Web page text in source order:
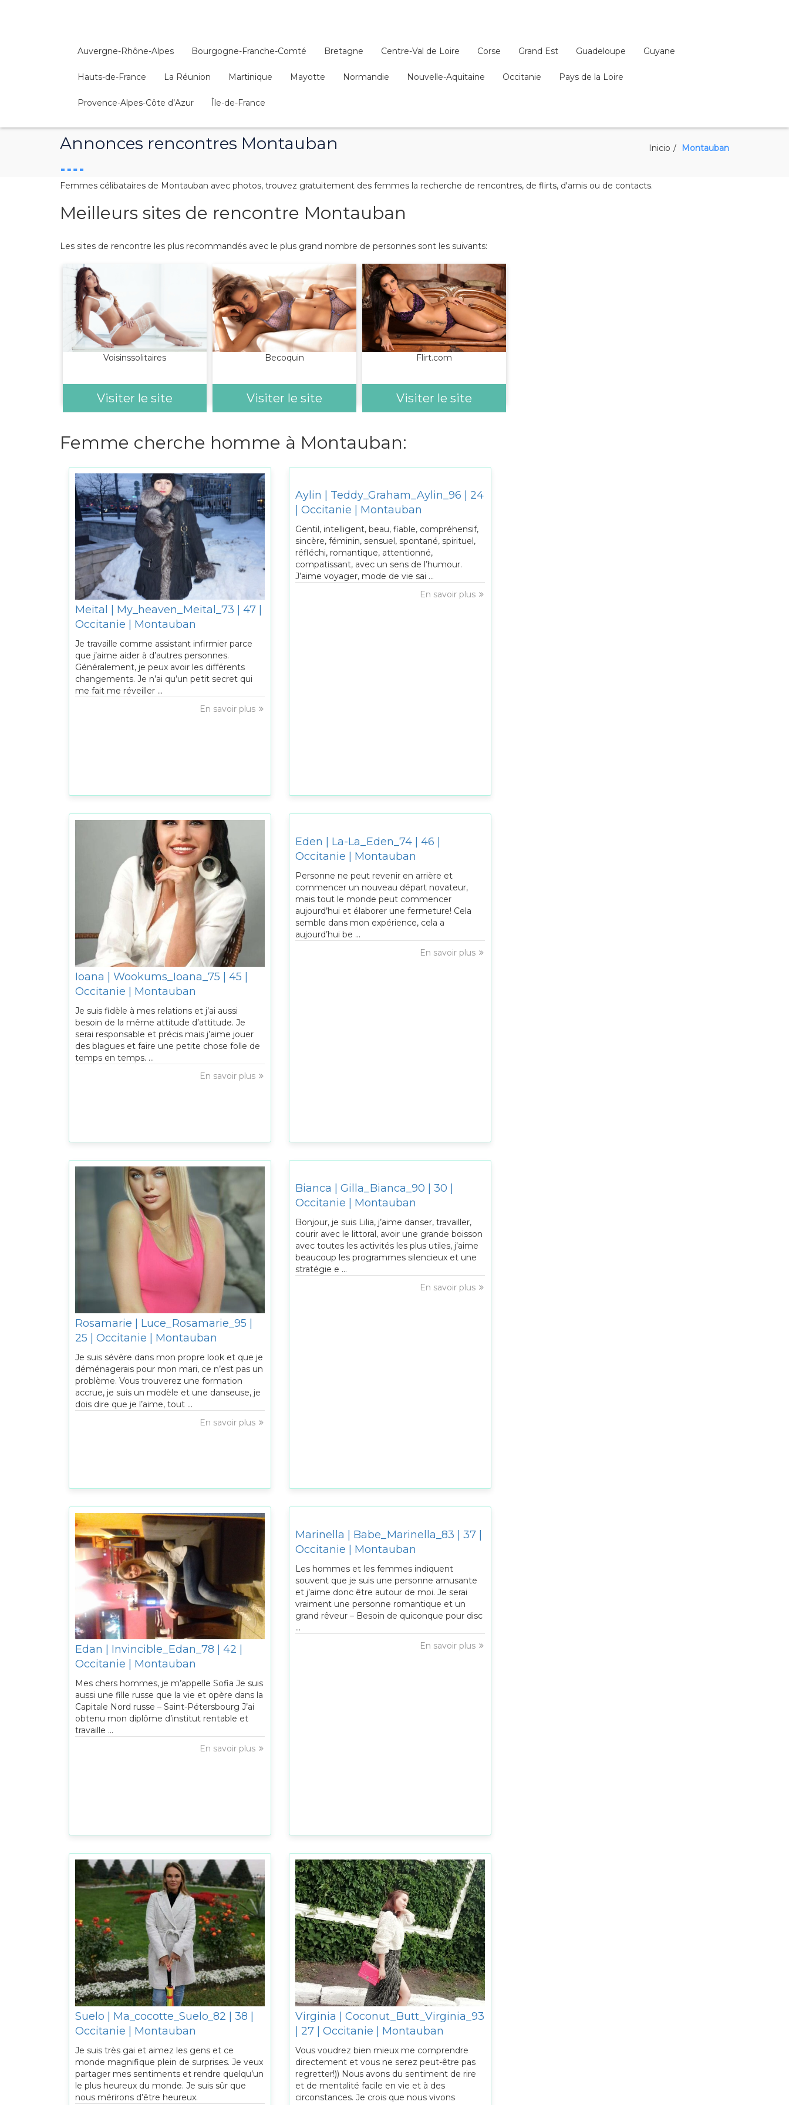
Auvergne-Rhône-Alpes Bourgogne-Franche-Comté Bretagne Centre-Val de Loire Corse Grand Est Guadeloupe Guyane
Hauts-de-France La Réunion Martinique Mayotte Normandie Nouvelle-Aquitaine Occitanie Pays de la Loire
Provence-Alpes-Côte d’Azur Île-de-France
Annonces rencontres Montauban Inicio Montauban
Femmes célibataires de Montauban avec photos, trouvez gratuitement des femmes la recherche de rencontres, de flirts, d'amis ou de contacts.
Meilleurs sites de rencontre Montauban
Les sites de rencontre les plus recommandés avec le plus grand nombre de personnes sont les suivants:
Voisinssolitaires
Visiter le site
Becoquin
Visiter le site
Flirt.com
Visiter le site
Femme cherche homme à Montauban:
Meital | My_heaven_Meital_73 | 47 |
Occitanie | Montauban
Je travaille comme assistant infirmier parce
que j’aime aider à d’autres personnes.
Généralement, je peux avoir les différents
changements. Je n’ai qu’un petit secret qui
me fait me réveiller ...
En savoir plus
Aylin | Teddy_Graham_Aylin_96 | 24
| Occitanie | Montauban
Gentil, intelligent, beau, fiable, compréhensif,
sincère, féminin, sensuel, spontané, spirituel,
réfléchi, romantique, attentionné,
compatissant, avec un sens de l’humour.
J’aime voyager, mode de vie sai ...
En savoir plus
Ioana | Wookums_Ioana_75 | 45 |
Occitanie | Montauban
Je suis fidèle à mes relations et j’ai aussi
besoin de la même attitude d’attitude. Je
serai responsable et précis mais j’aime jouer
des blagues et faire une petite chose folle de
temps en temps. ...
En savoir plus
Eden | La-La_Eden_74 | 46 |
Occitanie | Montauban
Personne ne peut revenir en arrière et
commencer un nouveau départ novateur,
mais tout le monde peut commencer
aujourd’hui et élaborer une fermeture! Cela
semble dans mon expérience, cela a
aujourd’hui be ...
En savoir plus
Rosamarie | Luce_Rosamarie_95 |
25 | Occitanie | Montauban
Je suis sévère dans mon propre look et que je
déménagerais pour mon mari, ce n’est pas un
problème. Vous trouverez une formation
accrue, je suis un modèle et une danseuse, je
dois dire que je l’aime, tout ...
En savoir plus
Bianca | Gilla_Bianca_90 | 30 |
Occitanie | Montauban
Bonjour, je suis Lilia, j’aime danser, travailler,
courir avec le littoral, avoir une grande boisson
avec toutes les activités les plus utiles, j’aime
beaucoup les programmes silencieux et une
stratégie e ...
En savoir plus
Edan | Invincible_Edan_78 | 42 |
Occitanie | Montauban
Mes chers hommes, je m’appelle Sofia Je suis
aussi une fille russe que la vie et opère dans la
Capitale Nord russe – Saint-Pétersbourg J’ai
obtenu mon diplôme d’institut rentable et
travaille ...
En savoir plus
Marinella | Babe_Marinella_83 | 37 |
Occitanie | Montauban
Les hommes et les femmes indiquent
souvent que je suis une personne amusante
et j’aime donc être autour de moi. Je serai
vraiment une personne romantique et un
grand rêveur – Besoin de quiconque pour disc
...
En savoir plus
Suelo | Ma_cocotte_Suelo_82 | 38 |
Occitanie | Montauban
Je suis très gai et aimez les gens et ce
monde magnifique plein de surprises. Je veux
partager mes sentiments et rendre quelqu’un
le plus heureux du monde. Je suis sûr que
nous mérirons d’être heureux.
Virginia | Coconut_Butt_Virginia_93
| 27 | Occitanie | Montauban
Vous voudrez bien mieux me comprendre
directement et vous ne serez peut-être pas
regretter!)) Nous avons du sentiment de rire
et de mentalité facile en vie et à des
circonstances. Je crois que nous vivons